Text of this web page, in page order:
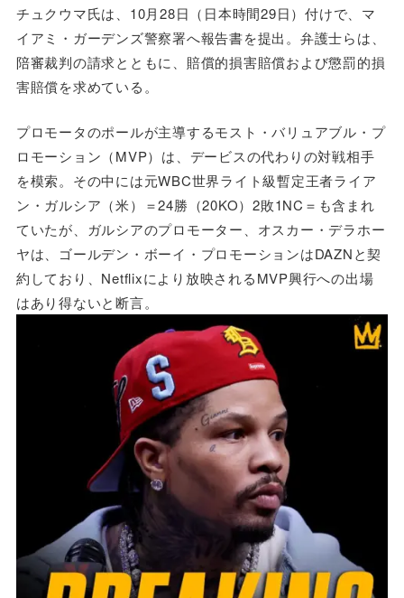
チュクウマ氏は、10月28日（日本時間29日）付けで、マ
イアミ・ガーデンズ警察署へ報告書を提出。弁護士らは、
陪審裁判の請求とともに、賠償的損害賠償および懲罰的損
害賠償を求めている。
プロモータのポールが主導するモスト・バリュアブル・プ
ロモーション（MVP）は、デービスの代わりの対戦相手
を模索。その中には元WBC世界ライト級暫定王者ライア
ン・ガルシア（米）＝24勝（20KO）2敗1NC＝も含まれ
ていたが、ガルシアのプロモーター、オスカー・デラホー
ヤは、ゴールデン・ボーイ・プロモーションはDAZNと契
約しており、Netflixにより放映されるMVP興行への出場
はあり得ないと断言。